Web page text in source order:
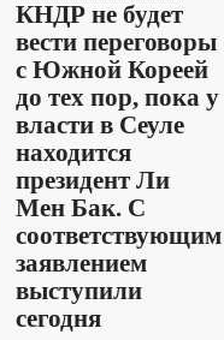
КНДР не будет
вести переговоры
с Южной Кореей
до тех пор, пока у
власти в Сеуле
находится
президент Ли
Мен Бак. С
соответствующим
заявлением
выступили
сегодня